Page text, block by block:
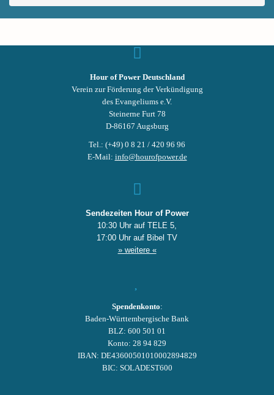
Hour of Power Deutschland
Verein zur Förderung der Verkündigung
des Evangeliums e.V.
Steinerne Furt 78
D-86167 Augsburg
Tel.: (+49) 0 8 21 / 420 96 96
E-Mail: info@hourofpower.de
Sendezeiten Hour of Power
10:30 Uhr auf TELE 5,
17:00 Uhr auf Bibel TV
» weitere «
Spendenkonto:
Baden-Württembergische Bank
BLZ: 600 501 01
Konto: 28 94 829
IBAN: DE43600501010002894829
BIC: SOLADEST600